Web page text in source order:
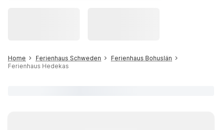
Home Ferienhaus Schweden
Ferienhaus Bohuslän
Ferienhaus Hedekas